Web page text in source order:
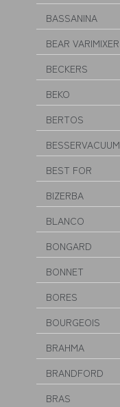
BASSANINA
BEAR VARIMIXER
BECKERS
BEKO
BERTOS
BESSERVACUUM
BEST FOR
BIZERBA
BLANCO
BONGARD
BONNET
BORES
BOURGEOIS
BRAHMA
BRANDFORD
BRAS